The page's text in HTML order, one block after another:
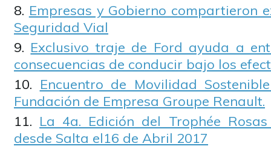
Empresas y Gobierno compartieron
Seguridad Vial
Exclusivo traje de Ford ayuda a
consecuencias de conducir bajo los
Encuentro de Movilidad
Fundación de Empresa Groupe Renault.
La 4a. Edición del Trophée
desde Salta el16 de Abril 2017